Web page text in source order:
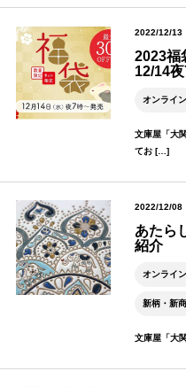
2022/12/13
2023福
12/14夜
オンライ
文庫屋「大
てお […]
2022/12/08
あたら
紹介
オンライ
新柄・新
文庫屋「大